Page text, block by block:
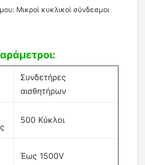
Μικροί κυκλικοί σύνδεσμοι
Συνδετήρες
αισθητήρων
500 Κύκλοι
Έως 1500V